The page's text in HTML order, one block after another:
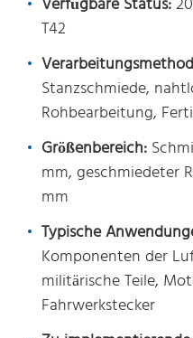
T42
Stanzschmiede,
Rohbearbeitung,
Größenbereich:
mm, geschmiedeter
mm
Typische
Komponenten der
militärische Teile,
Fahrwerkstecker